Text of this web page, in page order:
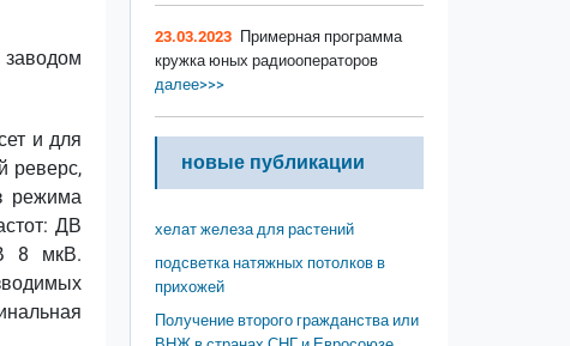
заводом
и для
реверс,
режима
ДВ
8 мкВ.
23.03.2023 Примерная программа
кружка юных радиооператоров
далее>>>
новые публикации
хелат железа для растений
подсветка натяжных потолков в
прихожей
Получение второго гражданства или